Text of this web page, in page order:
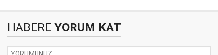
HABERE YORUM KAT